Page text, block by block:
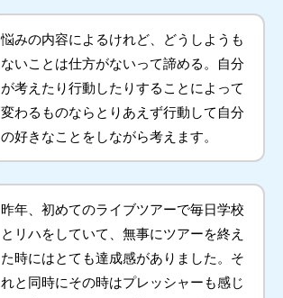
悩みの内容によるけれど、どうしようも
ないことは仕方がないって諦める。自分
が考えたり行動したりすることによって
変わるものならとりあえず行動して自分
の好きなことをしながら考えます。
昨年、初めてのライブツアーで毎日学校
とリハをしていて、無事にツアーを終え
た時にはとても達成感がありました。そ
れと同時にその時はプレッシャーも感じ